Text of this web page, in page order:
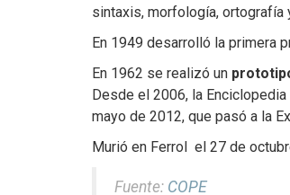
sintaxis, morfología, ortografía
En 1949 desarrolló la primera
En 1962 se realizó un
Desde el 2006, la
mayo de 2012, que pasó a la
Murió en Ferrol el 27 de
Fuente: COPE